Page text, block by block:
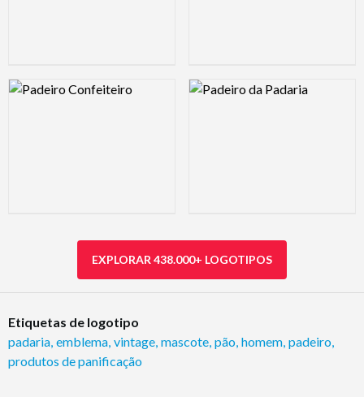
Logo Preview Image Logo Preview Image
EXPLORAR 438.000+ LOGOTIPOS
Etiquetas de logotipo
padaria emblema vintage mascote pão homem padeiro
produtos de panificação